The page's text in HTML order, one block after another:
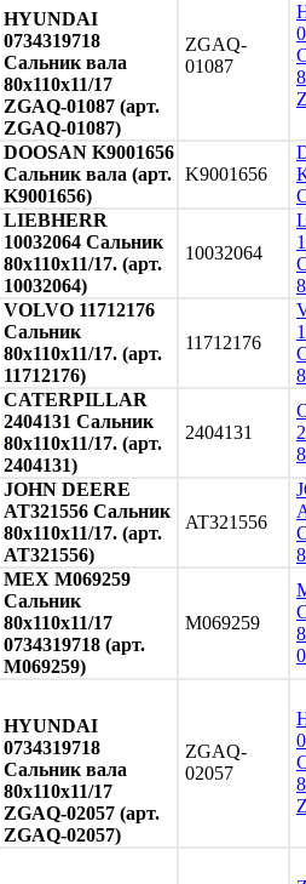
HYUNDAI
0734319718
Сальник вала
80х110х11/17
ZGAQ-01087 (арт.
ZGAQ-01087)
ZGAQ-
01087
DOOSAN K9001656
Сальник вала (арт.
K9001656)
K9001656
LIEBHERR
10032064 Сальник
80х110х11/17. (арт.
10032064)
10032064
VOLVO 11712176
Сальник
80х110х11/17. (арт.
11712176)
11712176
CATERPILLAR
2404131 Сальник
80х110х11/17. (арт.
2404131)
2404131
JOHN DEERE
AT321556 Сальник
80х110х11/17. (арт.
AT321556)
AT321556
MEX M069259
Сальник
80х110х11/17
0734319718 (арт.
M069259)
M069259
HYUNDAI
0734319718
Сальник вала
80х110х11/17
ZGAQ-02057 (арт.
ZGAQ-02057)
ZGAQ-
02057